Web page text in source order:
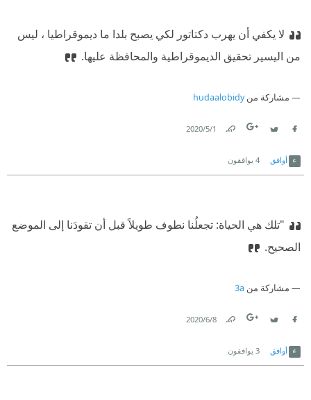
لا يكفي أن يهرب دكتاتور لكي يصبح بلدا ما ديموقراطيا ، ليس
من اليسير تحقيق الديموقراطية والمحافظة عليها.
مشاركة منhudaalobidy
1‏/5‏/2020
أوافق 4 يوافقون
"تلك هي الحياة: تجعلُنا نطوف طويلاً قبل أن تقودَنا إلى الموضع
الصحيح.
مشاركة من 3a
8‏/6‏/2020
أوافق 3 يوافقون